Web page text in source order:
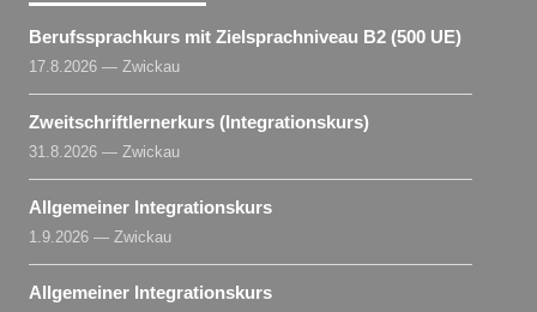
Berufssprachkurs mit Zielsprachniveau B2 (500 UE)
17.8.2026 — Zwickau
Zweitschriftlernerkurs (Integrationskurs)
31.8.2026 — Zwickau
Allgemeiner Integrationskurs
1.9.2026 — Zwickau
Allgemeiner Integrationskurs